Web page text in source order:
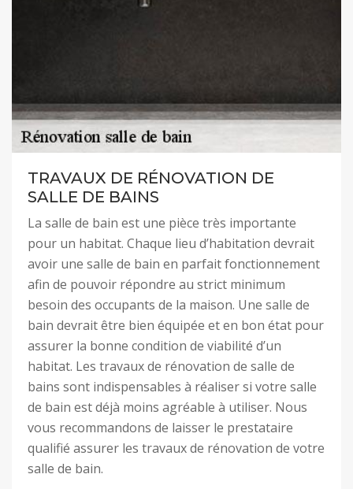
TRAVAUX DE RÉNOVATION DE
SALLE DE BAINS
La salle de bain est une pièce très importante
pour un habitat. Chaque lieu d’habitation devrait
avoir une salle de bain en parfait fonctionnement
afin de pouvoir répondre au strict minimum
besoin des occupants de la maison. Une salle de
bain devrait être bien équipée et en bon état pour
assurer la bonne condition de viabilité d’un
habitat. Les travaux de rénovation de salle de
bains sont indispensables à réaliser si votre salle
de bain est déjà moins agréable à utiliser. Nous
vous recommandons de laisser le prestataire
qualifié assurer les travaux de rénovation de votre
salle de bain.